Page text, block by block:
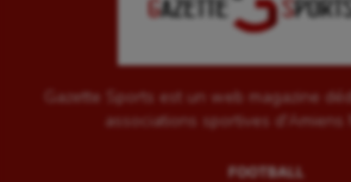
Gazette Sports est un web magazine
associations sportives d'Amiens
FOOTBALL